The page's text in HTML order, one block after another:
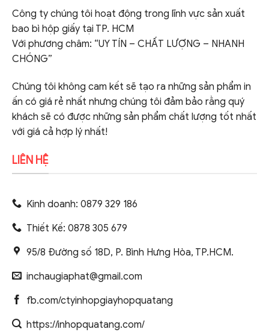
Công ty chúng tôi hoạt động trong lĩnh vực sản xuất
bao bì hộp giấy tại TP. HCM
Với phương châm: “UY TÍN – CHẤT LƯỢNG – NHANH
CHÓNG”
Chúng tôi không cam kết sẽ tạo ra những sản phẩm in
ấn có giá rẻ nhất nhưng chúng tôi đảm bảo rằng quý
khách sẽ có được những sản phẩm chất lượng tốt nhất
với giá cả hợp lý nhất!
LIÊN HỆ
Kinh doanh: 0879 329 186
Thiết Kế: 0878 305 679
95/8 Đường số 18D, P. Bình Hưng Hòa, TP.HCM.
inchaugiaphat@gmail.com
fb.com/ctyinhopgiayhopquatang
https://inhopquatang.com/